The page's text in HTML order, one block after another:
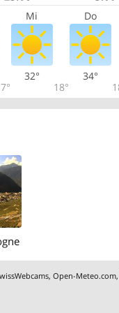
Mi Do
32°
18°
34°
,Open-Meteo.com